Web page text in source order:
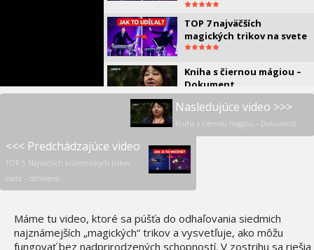
TOP 7 najväčších
magických trikov na svete
Kniha s čiernou mágiou –
Dokument
Odtajnené dokumenty: Čo
NACISTI skrývali o UFO z 2.
svetovej vojny
10 starovekých objavov,
ktoré veda nedokáže
Oblasť 51: UFO,
mimozemšťania a tajné
Nasledujúce video >>>
Kniha s čiernou mágiou – Dokument
<<< Predchádzajúce video
TOP 5 Najväčších kúzelníckych trikov
sveta – odhalené
Máme tu video, ktoré sa púšťa do odhaľovania siedmich
najznámejších „magických“ trikov a vysvetľuje, ako môžu
fungovať bez nadprirodzených schopností. V zostrihu sa riešia